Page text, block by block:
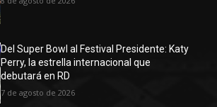
Del Super Bowl al Festival Presidente: Katy
Perry, la estrella internacional que
debutará en RD
7 de agosto de 2026